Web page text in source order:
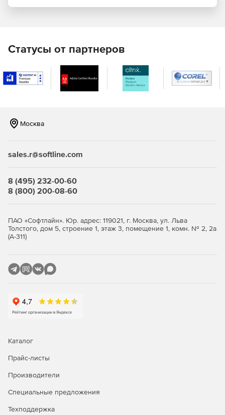
Фильтрация контента.
Профили защиты:
Межсетевых экранов типа «А» 4-ого класса
(ИТ.МЭ.А4.ПЗ).
Кому подходит межсетевой экран ИКС ФСТЭК?
класса защищенности включительно.
Значимые объекты критической информационной
Автоматизированные системы управления
производственными и технологическими процессами
Информационные системы общего пользования 2
класса.
Интернет-Шлюз ИКС Стандарт
Функции ИКС Стандарт:
Защита сети.
Авторизация пользователей.
Статусы от партнеров
Москва
sales.r@softline.com
8 (495) 232-00-60
8 (800) 200-08-60
ПАО «Софтлайн». Юр. адрес: 119021, г. Москва, ул. Льва
Толстого, дом 5, строение 1, этаж 3, помещение 1, комн. № 2, 2а
(А-311)
Каталог
Прайс-листы
Производители
Специальные предложения
Техподдержка